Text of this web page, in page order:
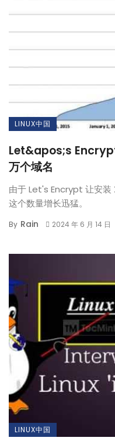
LINUX中国
Let&apos;s
万个域名
由于 Let's Encrypt 让安装
这个数量增长迅猛。
By Rain 2024 年 6 月 14 日
LINUX中国